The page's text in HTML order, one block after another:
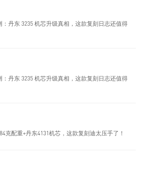
丹东 3235 机芯升级真相，这款复刻日志还值得
丹东 3235 机芯升级真相，这款复刻日志还值得
克配重+丹东4131机芯，这款复刻迪太压手了！